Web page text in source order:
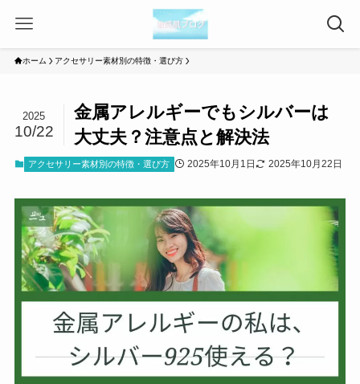
ホーム アクセサリー素材別の特徴・選び方
金属アレルギーでもシルバーは
大丈夫？注意点と解決法
2025
10/22
アクセサリー素材別の特徴・選び方 2025年10月1日 2025年10月22日